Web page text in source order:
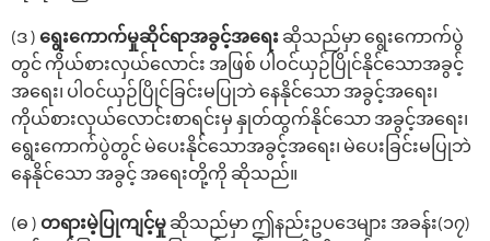
(ဒ ) ‌ရွေး‌ကောက်မှုဆိုင်ရာအခွင့်အ‌ရေး ဆိုသည်မှာ ‌ရွေး‌ကောက်ပွဲ
တွင် ကိုယ်စားလှယ်လောင်း အဖြစ် ပါဝင်ယှဉ်ပြိုင်နိုင်‌သောအခွင့်
အ‌ရေး၊ ပါဝင်ယှဉ်ပြိုင်ခြင်းမပြုဘဲ ‌နေနိုင်‌သော အခွင့်အ‌ရေး၊
ကိုယ်စားလှယ်‌လောင်းစာရင်းမှ နှုတ်ထွက်နိုင်‌သော အခွင့်အ‌ရေး၊
ရွေးကောက်ပွဲတွင် မဲပေးနိုင်သောအခွင့်အရေး၊ မဲပေးခြင်းမပြုဘဲ
နေနိုင်သော အခွင့် အရေးတို့ကို ဆိုသည်။
(ဓ ) တရားမဲ့ပြုကျင့်မှု ဆိုသည်မှာ ဤနည်းဥပဒေများ အခန်း(၁၇)